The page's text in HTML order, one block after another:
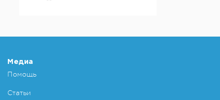
Медиа
Помощь
Статьи